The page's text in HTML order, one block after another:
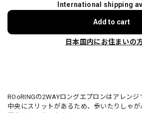
International shipping
Add to cart
日本国内にお住まいの
ROoRINGの2WAYロングエプロンはアレン
中央にスリットがあるため、歩いたりしゃ